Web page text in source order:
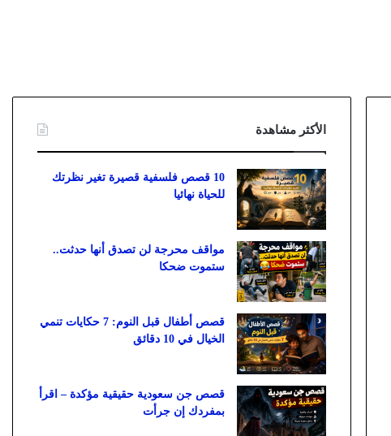
الأكثر مشاهدة
10 قصص فلسفية قصيرة تغير نظرتك
للحياة نهائيا
مواقف محرجة لن تصدق أنها حدثت..
ستموت ضحكا
قصص أطفال قبل النوم: 7 حكايات تنمي
الخيال في 10 دقائق
قصص جن سعودية حقيقية مؤكدة – اقرأ
بمفردك إن جرأت